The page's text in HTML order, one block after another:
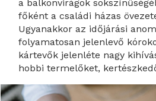
a balkonvirágok
főként a családi házas
Ugyanakkor az időjárási
folyamatosan jelenlevő
kártevők jelenléte nagy
hobbi termelőket,